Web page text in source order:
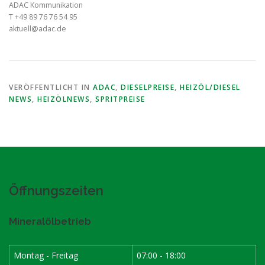
ADAC Kommunikation
T +49 89 76 76 54 95
aktuell@adac.de
VERÖFFENTLICHT IN ADAC, DIESELPREISE, HEIZÖL/DIESEL
NEWS, HEIZÖLNEWS, SPRITPREISE
Öffnungszeiten
Mineralölbetrieb
Montag - Freitag
07:00 - 18:00